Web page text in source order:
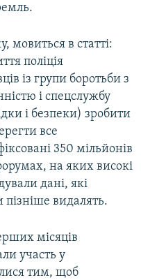
мовиться в статті:
поліція
із групи боротьби з
і спецслужбу
і безпеки) зробити
все
350 мільйонів
на яких високі
дані, які
пізніше видалять.
місяців
участь у
тим, щоб